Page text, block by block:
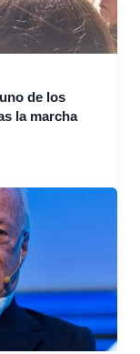
de los
la marcha